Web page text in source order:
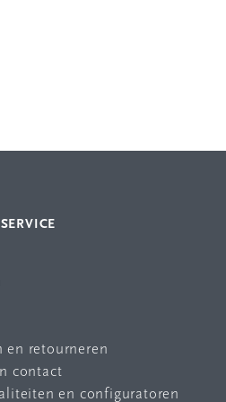
en retourneren
contact
en configuratoren